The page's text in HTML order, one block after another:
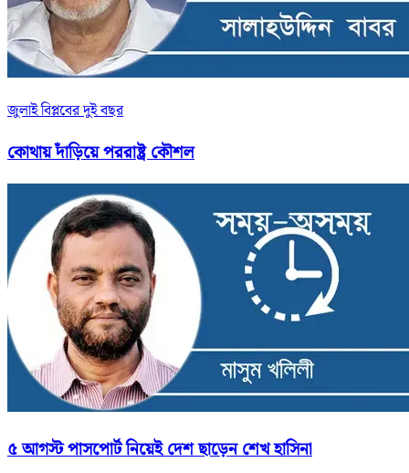
জুলাই বিপ্লবের দুই বছর
কোথায় দাঁড়িয়ে পররাষ্ট্র কৌশল
৫ আগস্ট পাসপোর্ট নিয়েই দেশ ছাড়েন শেখ হাসিনা